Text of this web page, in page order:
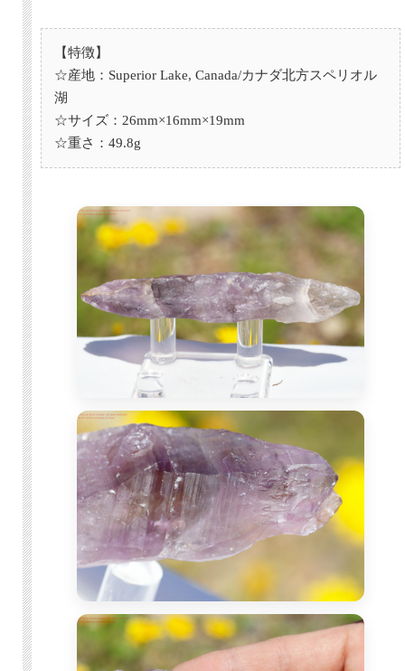
【特徴】
☆産地：Superior Lake, Canada/カナダ北方スペリオル
湖
☆サイズ：26mm×16mm×19mm
☆重さ：49.8g